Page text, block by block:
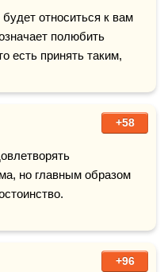
относиться к вам
полюбить
есть принять таким,
+58
но главным образом
+96